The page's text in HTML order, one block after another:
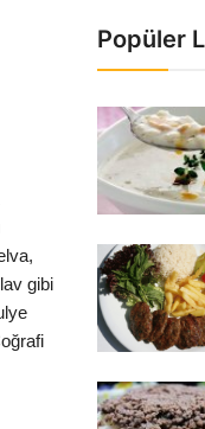
gibi
Popüler